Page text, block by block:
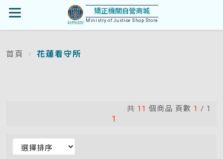
開
啟
矯正機關自營商城
Ministry of Justice Shop Store
首
頁
:::
首頁 花蓮看守所
1
共 11 個商品 頁數 1 / 1